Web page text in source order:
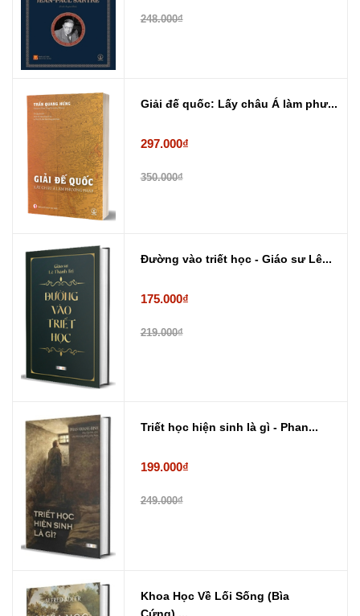
248.000₫
Giải đế quốc: Lấy châu Á làm phư...
297.000₫
350.000₫
Đường vào triết học - Giáo sư Lê...
175.000₫
219.000₫
Triết học hiện sinh là gì - Phan...
199.000₫
249.000₫
Khoa Học Về Lối Sống (Bìa